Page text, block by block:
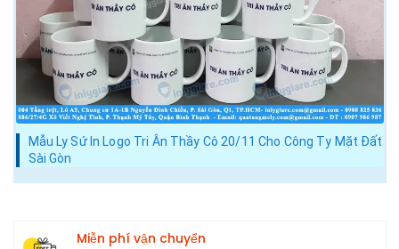
Mẫu Ly Sứ In Logo Tri Ân Thầy Cô 20/11 Cho Công Ty Mặt Đất
Sài Gòn
Miễn phí vận chuyển